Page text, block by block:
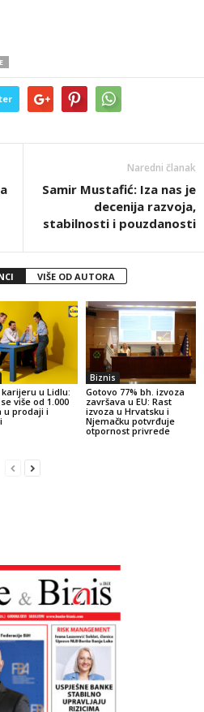
Naredni članak
Samir Mustafić: Iza nas je
decenija razvoja,
stabilnosti i pouzdanosti
VIŠE OD AUTORA
u Lidlu:
više od 1.000
u prodaji i
Biznis
Gotovo 77% bh. izvoza
završava u EU: Rast
izvoza u Hrvatsku i
Njemačku potvrđuje
otpornost privrede